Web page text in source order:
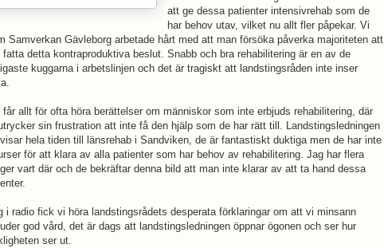
att ge dessa patienter intensivrehab som de
har behov utav, vilket nu allt fler påpekar. Vi
Samverkan Gävleborg arbetade hårt med att man försöka påverka majoriteten att
fatta detta kontraproduktiva beslut. Snabb och bra rehabilitering är en av de
kuggarna i arbetslinjen och det är tragiskt att landstingsråden inte inser
får allt för ofta höra berättelser om människor som inte erbjuds rehabilitering, där
sin frustration att inte få den hjälp som de har rätt till. Landstingsledningen
hela tiden till länsrehab i Sandviken, de är fantastiskt duktiga men de har inte
för att klara av alla patienter som har behov av rehabilitering. Jag har flera
vart där och de bekräftar denna bild att man inte klarar av att ta hand dessa
i radio fick vi höra landstingsrådets desperata förklaringar om att vi minsann
god vård, det är dags att landstingsledningen öppnar ögonen och ser hur
ser ut.